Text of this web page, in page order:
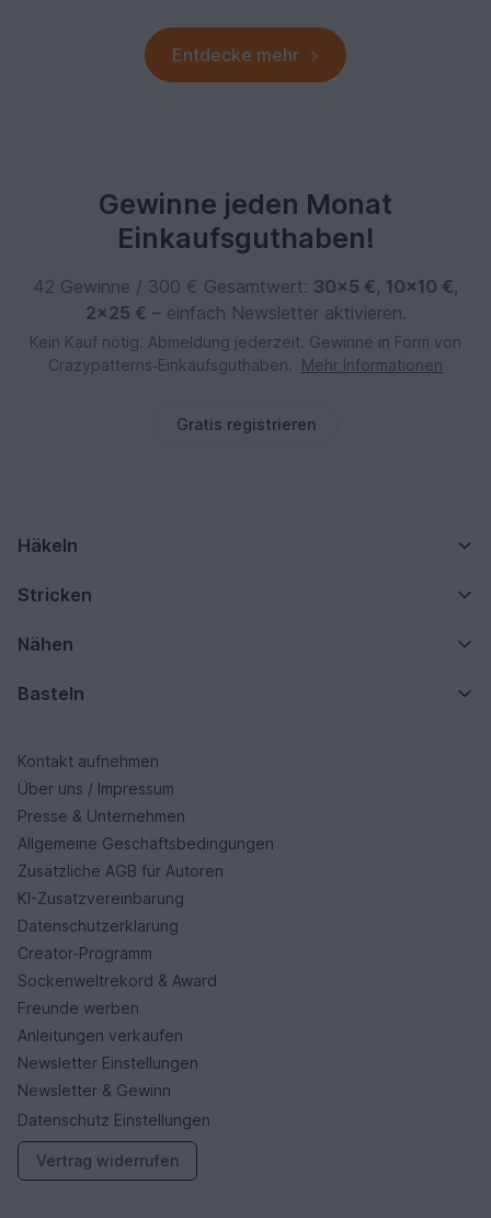
Entdecke mehr
Gewinne jeden Monat
Einkaufsguthaben!
42 Gewinne / 300 € Gesamtwert: 30×5 €, 10×10 €,
2×25 € – einfach Newsletter aktivieren.
Kein Kauf nötig. Abmeldung jederzeit. Gewinne in Form von
Crazypatterns‑Einkaufsguthaben.
Mehr Informationen
Gratis registrieren
Häkeln
Stricken
Nähen
Basteln
Kontakt aufnehmen
Über uns / Impressum
Presse & Unternehmen
Allgemeine Geschäftsbedingungen
Zusätzliche AGB für Autoren
KI-Zusatzvereinbarung
Datenschutzerklärung
Creator-Programm
Sockenweltrekord & Award
Freunde werben
Anleitungen verkaufen
Newsletter Einstellungen
Newsletter & Gewinn
Datenschutz Einstellungen
Vertrag widerrufen